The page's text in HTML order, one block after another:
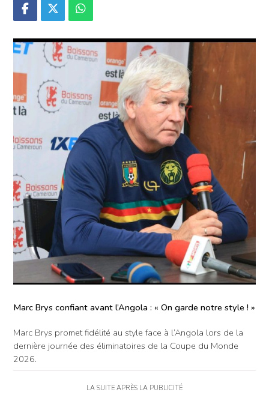
Marc Brys confiant avant l’Angola : « On garde notre style ! »
Marc Brys promet fidélité au style face à l’Angola lors de la
dernière journée des éliminatoires de la Coupe du Monde
2026.
LA SUITE APRÈS LA PUBLICITÉ